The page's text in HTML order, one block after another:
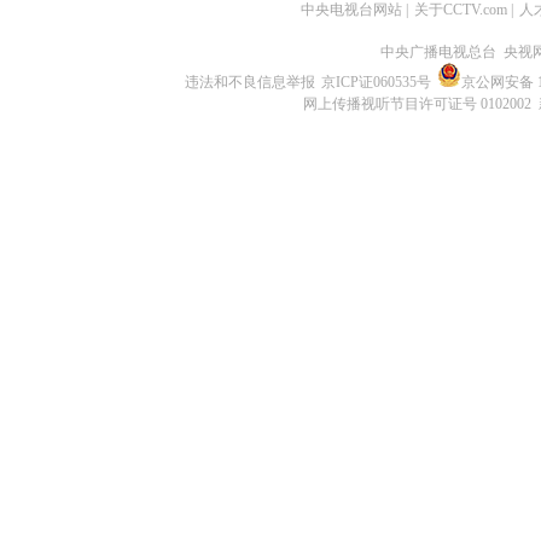
中央电视台网站 关于CCTV.com 人
中央广播电视总台 央视
违法和不良信息举报 京ICP证060535号
京公网安备
网上传播视听节目许可证号 0102002